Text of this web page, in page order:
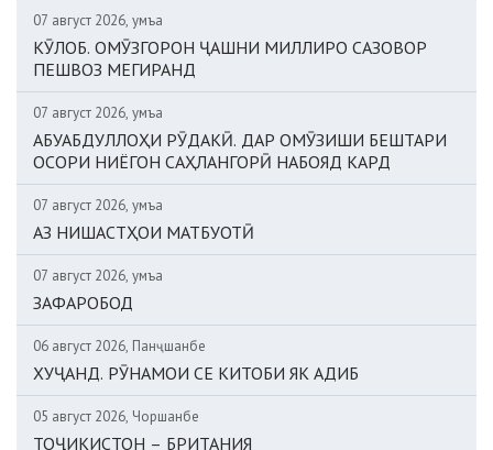
07 август 2026, Ҷумъа
КӮЛОБ. ОМӮЗГОРОН ҶАШНИ МИЛЛИРО САЗОВОР
ПЕШВОЗ МЕГИРАНД
07 август 2026, Ҷумъа
АБУАБДУЛЛОҲИ РӮДАКӢ. ДАР ОМӮЗИШИ БЕШТАРИ
ОСОРИ НИЁГОН САҲЛАНГОРӢ НАБОЯД КАРД
07 август 2026, Ҷумъа
АЗ НИШАСТҲОИ МАТБУОТӢ
07 август 2026, Ҷумъа
ЗАФАРОБОД
06 август 2026, Панҷшанбе
ХУҶАНД. РӮНАМОИ СЕ КИТОБИ ЯК АДИБ
05 август 2026, Чоршанбе
ТОҶИКИСТОН – БРИТАНИЯ